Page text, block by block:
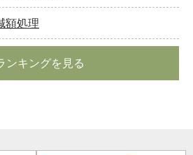
額処理
ンキングを見る